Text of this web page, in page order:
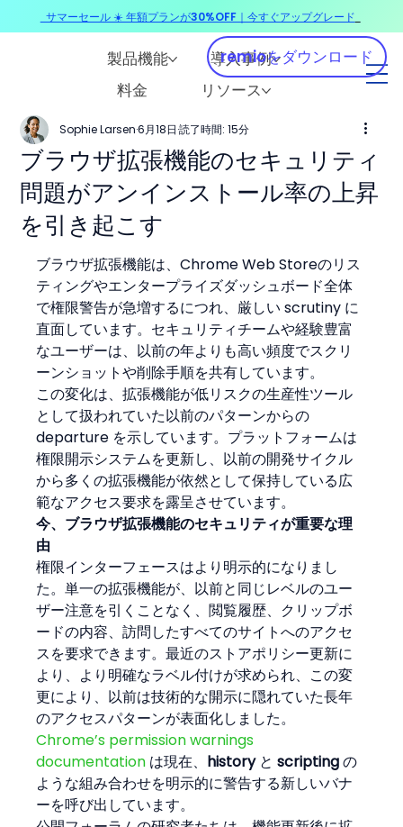
製品機能
導入事例
料金
リソース
remioをダウンロード
ブラウザ拡張機能のセキュリティ
問題がアンインストール率の上昇
を引き起こす
Sophie Larsen 6月18日 読了時間: 15分
ブラウザ拡張機能は、Chrome Web Storeのリス
ティングやエンタープライズダッシュボード全体
で権限警告が急増するにつれ、厳しい scrutiny に
直面しています。セキュリティチームや経験豊富
なユーザーは、以前の年よりも高い頻度でスクリ
ーンショットや削除手順を共有しています。
この変化は、拡張機能が低リスクの生産性ツール
として扱われていた以前のパターンからの
departure を示しています。プラットフォームは
権限開示システムを更新し、以前の開発サイクル
から多くの拡張機能が依然として保持している広
範なアクセス要求を露呈させています。
今、ブラウザ拡張機能のセキュリティが重要な理
由
権限インターフェースはより明示的になりまし
た。単一の拡張機能が、以前と同じレベルのユー
ザー注意を引くことなく、閲覧履歴、クリップボ
ードの内容、訪問したすべてのサイトへのアクセ
スを要求できます。最近のストアポリシー更新に
より、より明確なラベル付けが求められ、この変
更により、以前は技術的な開示に隠れていた長年
のアクセスパターンが表面化しました。
Chrome’s permission warnings
documentation は現在、 history と scripting の
ような組み合わせを明示的に警告する新しいバナ
ーを呼び出しています。
サマーセール ☀️ 年額プランが30%OFF｜今すぐアップグレード